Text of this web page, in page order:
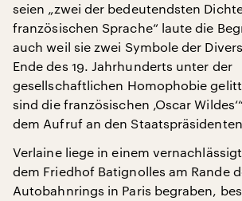
seien „zwei der bedeutendsten
französischen Sprache“ laute die
auch weil sie zwei Symbole der
Ende des 19. Jahrhunderts unter der
gesellschaftlichen Homophobie
sind die französischen ‚Oscar
dem Aufruf an den
Verlaine liege in einem
dem Friedhof Batignolles am Rande
Autobahnrings in Paris begraben,